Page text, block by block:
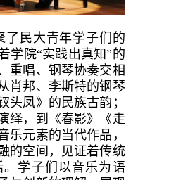
了民大青年学子们的
学院“实践出真知”的
重唱、钢琴协奏交相
肖邦、李斯特的钢琴
头凤》的民族古韵；
绎，到《春影》《走
乐元素的当代作品，
的空间，见证着传统
学子们以音乐为语